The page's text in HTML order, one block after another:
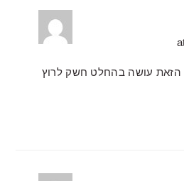
הזאת עושה בהחלט חשק לרוץ